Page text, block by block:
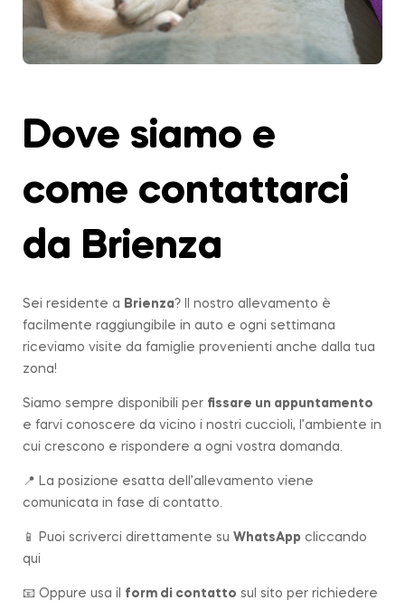
Dove siamo e
come contattarci
da Brienza
Sei residente a Brienza? Il nostro allevamento è
facilmente raggiungibile in auto e ogni settimana
riceviamo visite da famiglie provenienti anche dalla tua
zona!
Siamo sempre disponibili per fissare un appuntamento
e farvi conoscere da vicino i nostri cuccioli, l’ambiente in
cui crescono e rispondere a ogni vostra domanda.
📍 La posizione esatta dell’allevamento viene
comunicata in fase di contatto.
📱 Puoi scriverci direttamente su WhatsApp cliccando
qui
📧 Oppure usa il form di contatto sul sito per richiedere